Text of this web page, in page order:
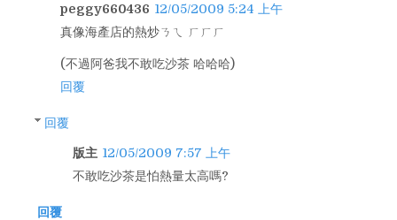
peggy660436 12/05/2009 5:24 上午
真像海產店的熱炒ㄋㄟ ㄏㄏㄏ
(不過阿爸我不敢吃沙茶 哈哈哈)
回覆
回覆
版主 12/05/2009 7:57 上午
不敢吃沙茶是怕熱量太高嗎?
回覆